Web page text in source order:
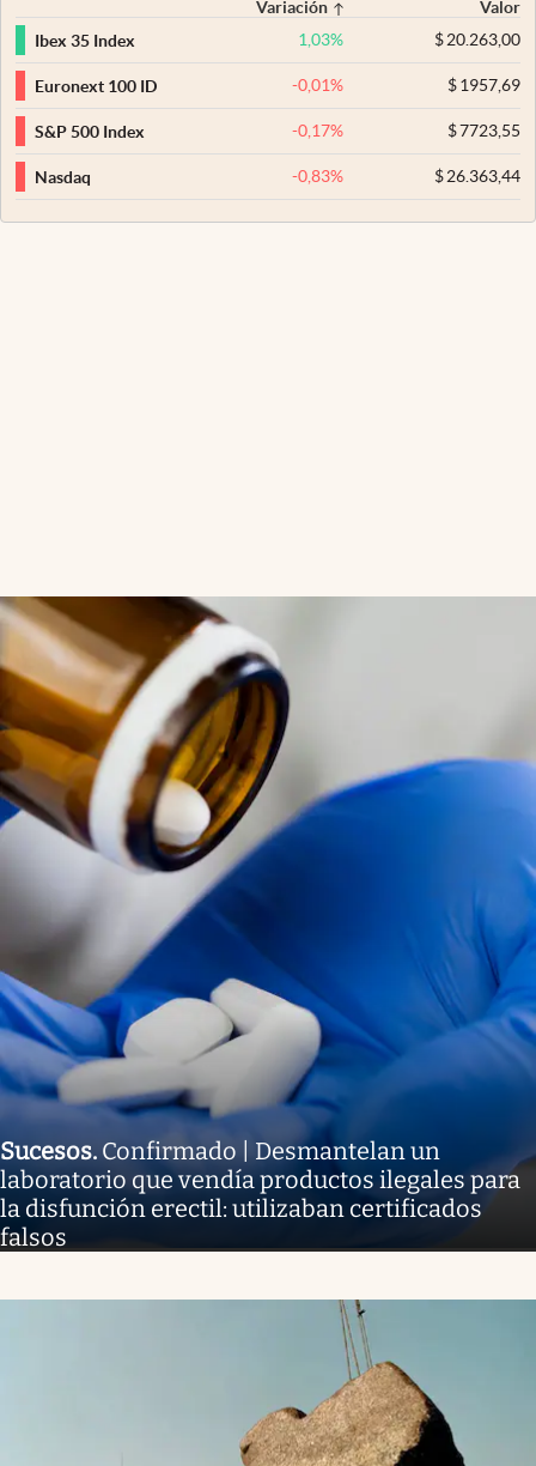
Variación
Valor
Ibex 35 Index
1,03% $20.263,00
Euronext 100 ID -0,01% $1957,69
S&P 500 Index -0,17% $7723,55
Nasdaq -0,83% $26.363,44
Sucesos. Confirmado | Desmantelan un
laboratorio que vendía productos ilegales para
la disfunción erectil: utilizaban certificados
falsos